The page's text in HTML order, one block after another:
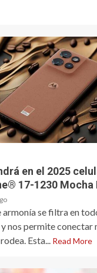
en el 2025
17-1230 Mocha
armonía se filtra en
nos permite conectar
Esta... Read More